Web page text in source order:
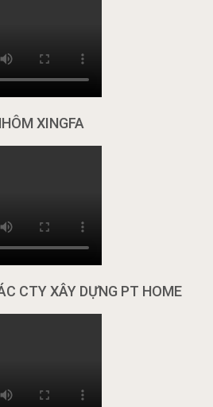
XINGFA
CTY XÂY DỰNG PT HOME